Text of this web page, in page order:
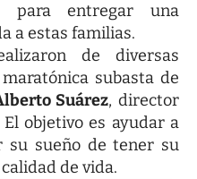
para entregar una
a estas familias.
de diversas
subasta de
Suárez, director
El objetivo es ayudar a
su sueño de tener su
de vida.